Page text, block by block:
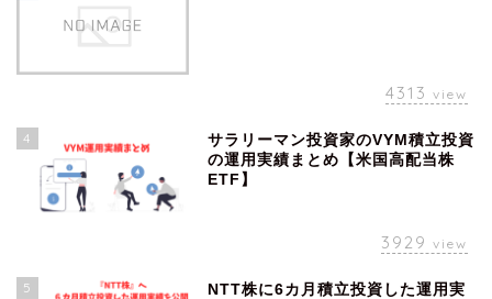
4313 view
4
サラリーマン投資家のVYM積立投資
の運用実績まとめ【米国高配当株
ETF】
3929 view
5
NTT株に6カ月積立投資した運用実
資産運用
ファッション